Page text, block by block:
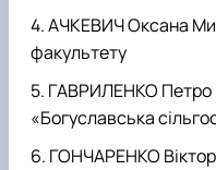
АЧКЕВИЧ Оксана
факультету
ГАВРИЛЕНКО Петро
«Богуславська
ГОНЧАРЕНКО Віктор